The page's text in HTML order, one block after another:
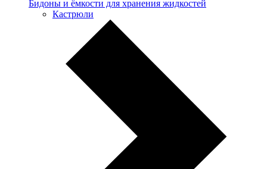
Бидоны и ёмкости для хранения жидкостей
Кастрюли